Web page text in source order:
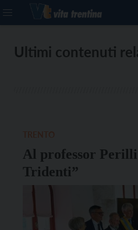
Ultimi contenuti
Al professor
Tridenti”